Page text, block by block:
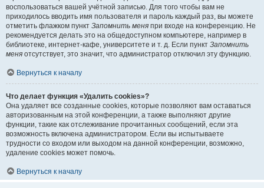
воспользоваться вашей учётной записью. Для того чтобы вам не
приходилось вводить имя пользователя и пароль каждый раз, вы можете
отметить флажком пункт Запомнить меня при входе на конференцию. Не
рекомендуется делать это на общедоступном компьютере, например в
библиотеке, интернет-кафе, университете и т. д. Если пункт Запомнить
меня отсутствует, это значит, что администратор отключил эту функцию.
Вернуться к началу
Что делает функция «Удалить cookies»?
Она удаляет все созданные cookies, которые позволяют вам оставаться
авторизованным на этой конференции, а также выполняют другие
функции, такие как отслеживание прочитанных сообщений, если эта
возможность включена администратором. Если вы испытываете
трудности со входом или выходом на данной конференции, возможно,
удаление cookies может помочь.
Вернуться к началу